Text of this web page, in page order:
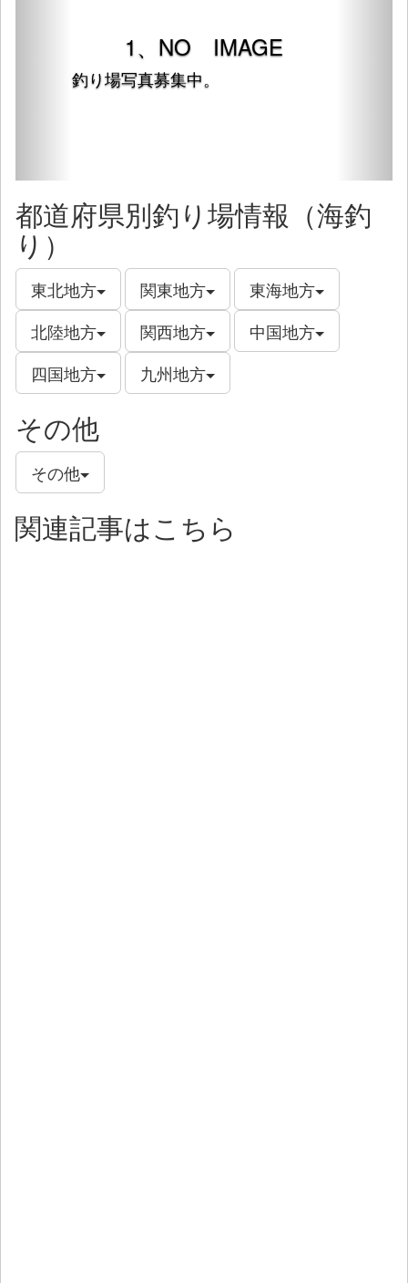
1、NO IMAGE
釣り場写真募集中。
都道府県別釣り場情報（海釣
り）
東北地方 関東地方
東海地方
北陸地方
関西地方
中国地方
四国地方
九州地方
その他
その他
関連記事はこちら